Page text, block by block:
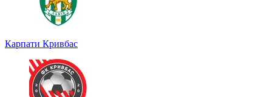
Карпати Кривбас